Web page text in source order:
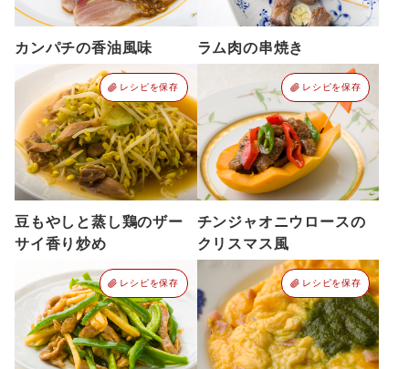
カンパチの香油風味 ラム肉の串焼き
レシピを保存
豆もやしと蒸し鶏のザー
サイ香り炒め
レシピを保存
チンジャオニウロースの
クリスマス風
レシピを保存 レシピを保存